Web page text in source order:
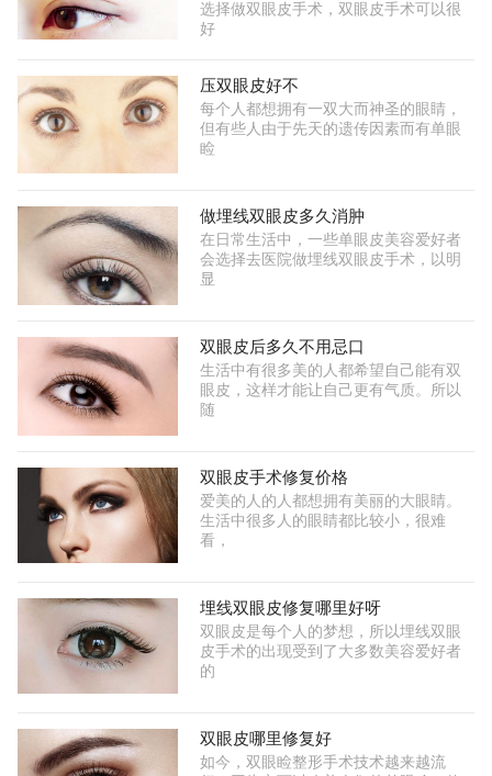
选择做双眼皮手术，双眼皮手术可以很
好
压双眼皮好不
每个人都想拥有一双大而神圣的眼睛，
但有些人由于先天的遗传因素而有单眼
睑
做埋线双眼皮多久消肿
在日常生活中，一些单眼皮美容爱好者
会选择去医院做埋线双眼皮手术，以明
显
双眼皮后多久不用忌口
生活中有很多美的人都希望自己能有双
眼皮，这样才能让自己更有气质。所以
随
双眼皮手术修复价格
爱美的人的人都想拥有美丽的大眼睛。
生活中很多人的眼睛都比较小，很难
看，
埋线双眼皮修复哪里好呀
双眼皮是每个人的梦想，所以埋线双眼
皮手术的出现受到了大多数美容爱好者
的
双眼皮哪里修复好
如今，双眼睑整形手术技术越来越流